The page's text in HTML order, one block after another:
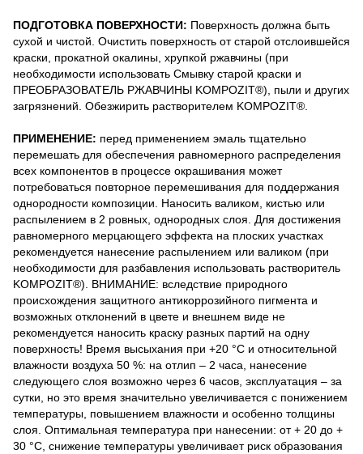
ПОДГОТОВКА ПОВЕРХНОСТИ: Поверхность должна быть
сухой и чистой. Очистить поверхность от старой отслоившейся
краски, прокатной окалины, хрупкой ржавчины (при
необходимости использовать Смывку старой краски и
ПРЕОБРАЗОВАТЕЛЬ РЖАВЧИНЫ KOMPOZIT®), пыли и других
загрязнений. Обезжирить растворителем KOMPOZIT®.
ПРИМЕНЕНИЕ: перед применением эмаль тщательно
перемешать для обеспечения равномерного распределения
всех компонентов в процессе окрашивания может
потребоваться повторное перемешивания для поддержания
однородности композиции. Наносить валиком, кистью или
распылением в 2 ровных, однородных слоя. Для достижения
равномерного мерцающего эффекта на плоских участках
рекомендуется нанесение распылением или валиком (при
необходимости для разбавления использовать растворитель
KOMPOZIT®). ВНИМАНИЕ: вследствие природного
происхождения защитного антикоррозийного пигмента и
возможных отклонений в цвете и внешнем виде не
рекомендуется наносить краску разных партий на одну
поверхность! Время высыхания при +20 °С и относительной
влажности воздуха 50 %: на отлип – 2 часа, нанесение
следующего слоя возможно через 6 часов, эксплуатация – за
сутки, но это время значительно увеличивается с понижением
температуры, повышением влажности и особенно толщины
слоя. Оптимальная температура при нанесении: от + 20 до +
30 °С, снижение температуры увеличивает риск образования